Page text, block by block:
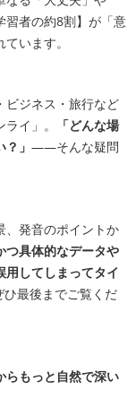
習者の約8割】が「意
います。
ビジネス・旅行など
イ」。
「どんな場
」 ――そんな疑問
、発音のポイントか
つ具体的なデータや
用してしまってタイ
最後までご覧くだ
らもっと自然で深い